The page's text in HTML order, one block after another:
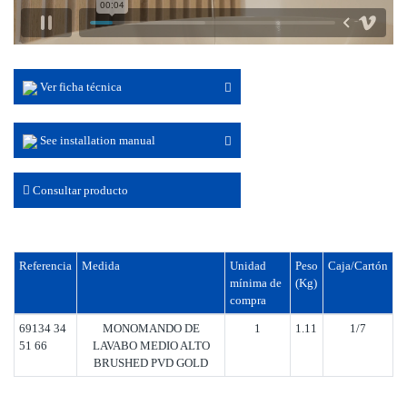
Ver ficha técnica
See installation manual
Consultar producto
Referencia Medida
Unidad
mínima de
compra
Peso
(Kg)
Caja/Cartón
69134 34
51 66
MONOMANDO DE
LAVABO MEDIO ALTO
BRUSHED PVD GOLD
1 1.11 1/7